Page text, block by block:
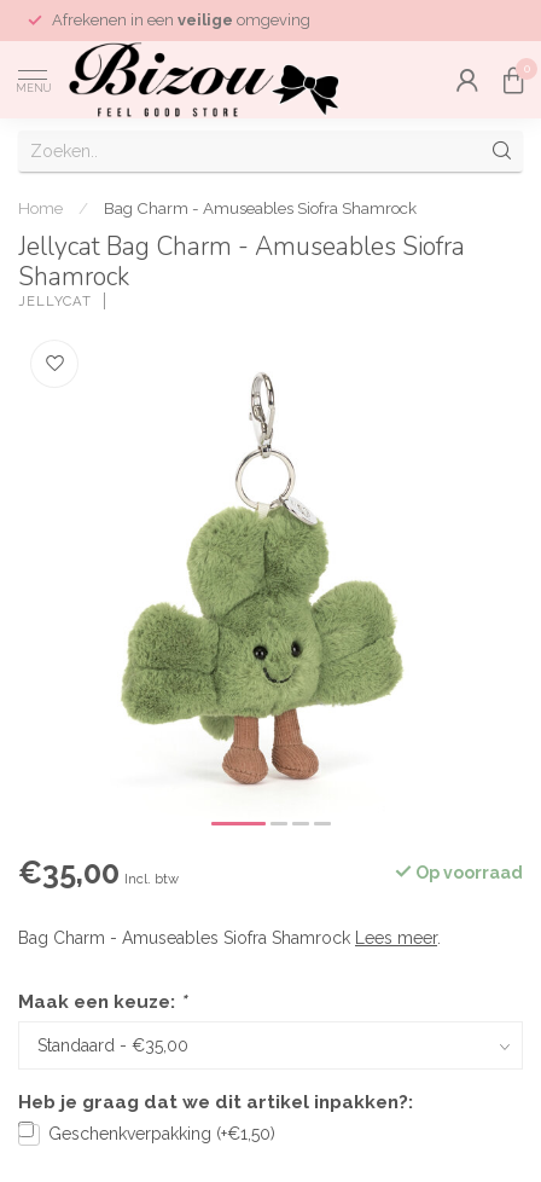
Afrekenen in een veilige omgeving
MENU
0
Home / Bag Charm - Amuseables Siofra Shamrock
Jellycat Bag Charm - Amuseables Siofra
Shamrock
JELLYCAT
€35,00 Incl. btw Op voorraad
Bag Charm - Amuseables Siofra Shamrock Lees meer.
Maak een keuze: *
Heb je graag dat we dit artikel inpakken?:
Geschenkverpakking (+€1,50)